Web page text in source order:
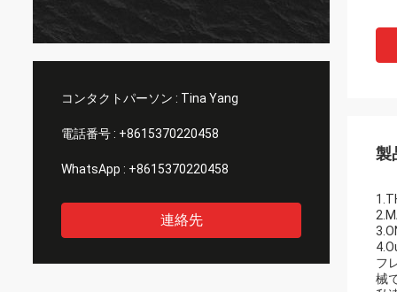
コンタクトパーソン : Tina Yang
電話番号 : +8615370220458
WhatsApp : +8615370220458
連絡先
製
フ
械